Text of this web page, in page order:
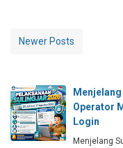
Newer Posts
Operator
Login
Menjelang